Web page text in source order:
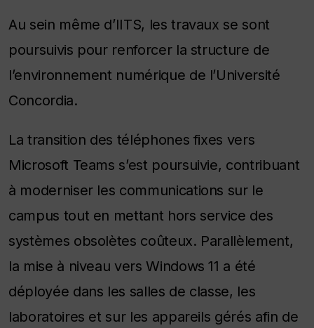
Au sein même d’IITS, les travaux se sont
poursuivis pour renforcer la structure de
l’environnement numérique de l’Université
Concordia.
La transition des téléphones fixes vers
Microsoft Teams s’est poursuivie, contribuant
à moderniser les communications sur le
campus tout en mettant hors service des
systèmes obsolètes coûteux. Parallèlement,
la mise à niveau vers Windows 11 a été
déployée dans les salles de classe, les
laboratoires et sur les appareils gérés afin de